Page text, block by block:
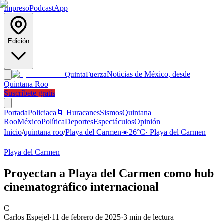
ImpresoPodcastApp
Edición
QuintaFuerzaNoticias de México, desde
Quintana Roo
Suscríbete gratis
PortadaPoliciaca 🌀 HuracanesSismosQuintana
RooMéxicoPolíticaDeportesEspectáculosOpinión
Inicio/quintana roo/Playa del Carmen☀️26°C· Playa del Carmen
Playa del Carmen
Proyectan a Playa del Carmen como hub
cinematográfico internacional
C
Carlos Espejel·11 de febrero de 2025·3 min de lectura